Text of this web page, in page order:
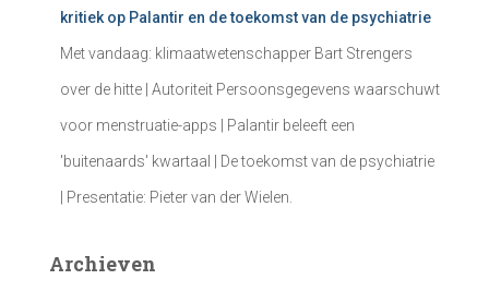
kritiek op Palantir en de toekomst van de psychiatrie
Met vandaag: klimaatwetenschapper Bart Strengers
over de hitte | Autoriteit Persoonsgegevens waarschuwt
voor menstruatie-apps | Palantir beleeft een
'buitenaards' kwartaal | De toekomst van de psychiatrie
| Presentatie: Pieter van der Wielen.
Archieven